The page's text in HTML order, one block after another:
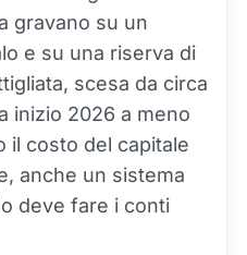
gravano su un
e su una riserva di
scesa da circa
inizio 2026 a meno
il costo del capitale
anche un sistema
deve fare i conti